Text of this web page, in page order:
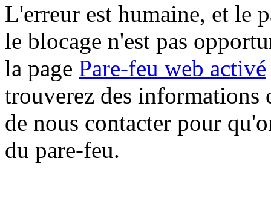
L'erreur est humaine, et le
le blocage n'est pas
la page Pare-feu web activé
trouverez des informations
de nous contacter pour
du pare-feu.